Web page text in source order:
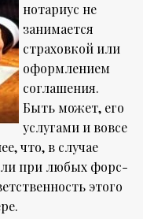
нотариус не
занимается
страховкой или
оформлением
соглашения.
Быть может, его
услугами и вовсе
что, в случае
при любых форс-
этого